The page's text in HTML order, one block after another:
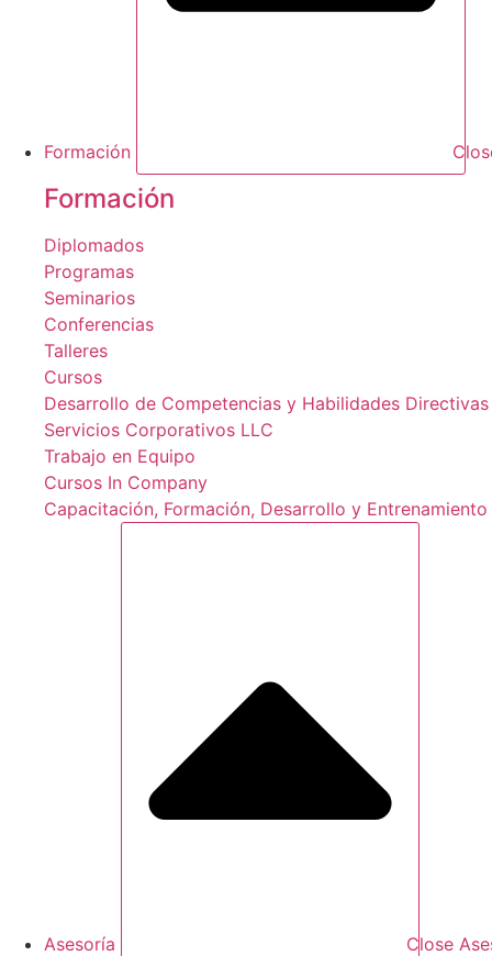
Formación
Formación
Diplomados
Programas
Seminarios
Conferencias
Talleres
Cursos
Desarrollo de Competencias y Habilidades Directivas
Servicios Corporativos LLC
Trabajo en Equipo
Cursos In Company
Capacitación, Formación, Desarrollo y Entrenamiento
Asesoría Close